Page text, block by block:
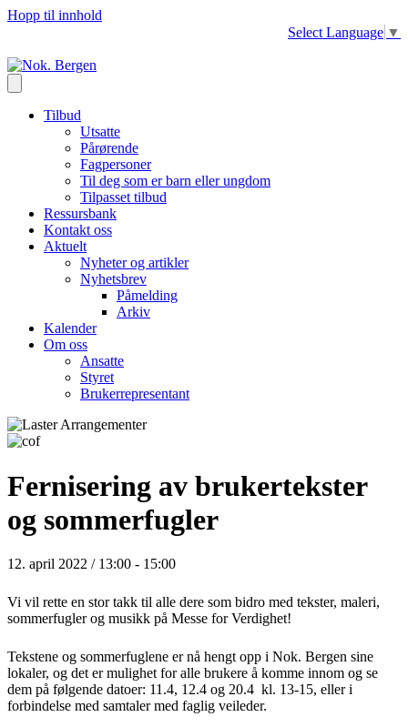
Hopp til innhold
Select Language ▼
Tilbud
Utsatte
Pårørende
Fagpersoner
Til deg som er barn eller ungdom
Tilpasset tilbud
Ressursbank
Kontakt oss
Aktuelt
Nyheter og artikler
Nyhetsbrev
Påmelding
Arkiv
Kalender
Om oss
Ansatte
Styret
Brukerrepresentant
Fernisering av brukertekster
og sommerfugler
12. april 2022 / 13:00 - 15:00
Vi vil rette en stor takk til alle dere som bidro med tekster, maleri,
sommerfugler og musikk på Messe for Verdighet!
Tekstene og sommerfuglene er nå hengt opp i Nok. Bergen sine
lokaler, og det er mulighet for alle brukere å komme innom og se
dem på følgende datoer: 11.4, 12.4 og 20.4 kl. 13-15, eller i
forbindelse med samtaler med faglig veileder.